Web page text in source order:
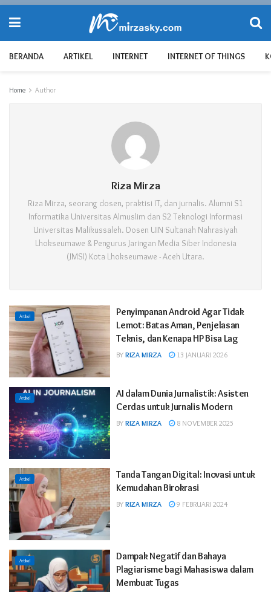
BERANDA ARTIKEL INTERNET INTERNET OF THINGS
Home Author
Riza Mirza
Riza Mirza, seorang dosen, praktisi IT, dan jurnalis. Alumni S1
Informatika Universitas Almuslim dan S2 Teknologi Informasi
Universitas Malikussaleh. Dosen UIN Sultanah Nahrasiyah
Lhokseumawe & Pengurus Jaringan Media Siber Indonesia
(JMSI) Kota Lhokseumawe - Aceh Utara.
Artikel
Penyimpanan Android Agar Tidak
Lemot: Batas Aman, Penjelasan
Teknis, dan Kenapa HP Bisa Lag
BY RIZA MIRZA 13 JANUARI 2026
Artikel
AI dalam Dunia Jurnalistik: Asisten
Cerdas untuk Jurnalis Modern
BY RIZA MIRZA 8 NOVEMBER 2025
Artikel
Tanda Tangan Digital: Inovasi untuk
Kemudahan Birokrasi
BY RIZA MIRZA 9 FEBRUARI 2024
Artikel
Dampak Negatif dan Bahaya
Plagiarisme bagi Mahasiswa dalam
Membuat Tugas